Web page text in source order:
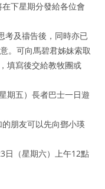
下星期分發給各位會
考及禱告後，同時亦已
。可向馬碧君姊妹索取
填寫後交給教牧團或
期五）長者巴士一日遊
朋友可以先向鄧小瑛
（星期六）上午12點